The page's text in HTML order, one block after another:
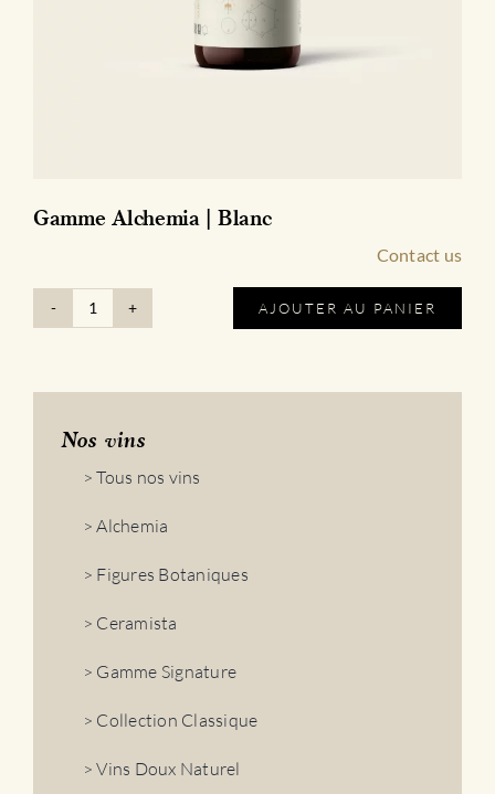
Nos vins
> Tous nos vins
> Alchemia
> Figures Botaniques
> Ceramista
> Gamme Signature
> Collection Classique
> Vins Doux Naturel
Gamme Alchemia | Blanc
Contact us
quantité
Blanc
AJOUTER AU PANIER